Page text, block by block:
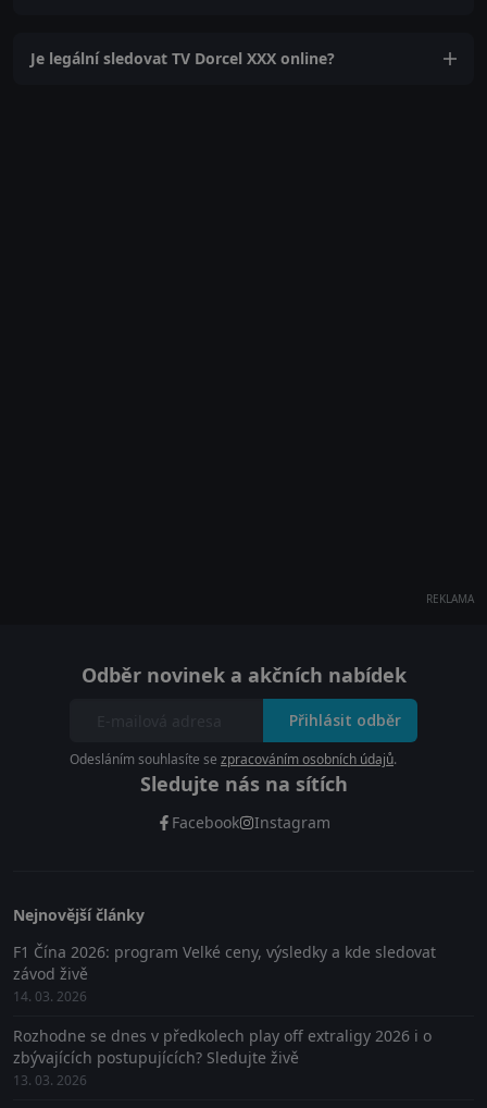
Je legální sledovat TV Dorcel XXX online?
REKLAMA
Odběr novinek a akčních nabídek
Přihlásit odběr
Odesláním souhlasíte se zpracováním osobních údajů.
Sledujte nás na sítích
Facebook Instagram
Nejnovější články
F1 Čína 2026: program Velké ceny, výsledky a kde sledovat
závod živě
14. 03. 2026
Rozhodne se dnes v předkolech play off extraligy 2026 i o
zbývajících postupujících? Sledujte živě
13. 03. 2026